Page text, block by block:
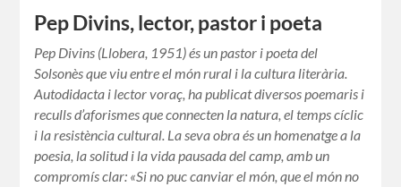
Pep Divins, lector, pastor i poeta
Pep Divins (Llobera, 1951) és un pastor i poeta del
Solsonès que viu entre el món rural i la cultura literària.
Autodidacta i lector voraç, ha publicat diversos poemaris i
reculls d’aforismes que connecten la natura, el temps cíclic
i la resistència cultural. La seva obra és un homenatge a la
poesia, la solitud i la vida pausada del camp, amb un
compromís clar: «Si no puc canviar el món, que el món no